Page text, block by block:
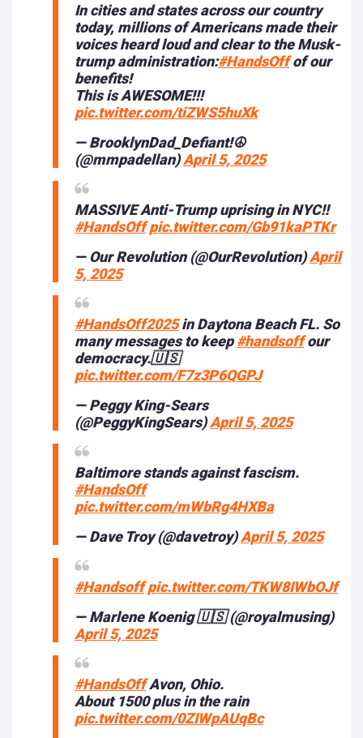
In cities and states across our country
today, millions of Americans made their
voices heard loud and clear to the Musk-
trump administration:#HandsOffof our
benefits!
This is AWESOME!!!
pic.twitter.com/tiZWS5huXk
— BrooklynDad_Defiant!☮️
(@mmpadellan)April 5, 2025
MASSIVE Anti-Trump uprising in NYC!!
#HandsOff pic.twitter.com/Gb91kaPTKr
— Our Revolution (@OurRevolution)April
5, 2025
#HandsOff2025in Daytona Beach FL. So
many messages to keep#handsoffour
democracy.🇺🇸
pic.twitter.com/F7z3P6QGPJ
— Peggy King-Sears
(@PeggyKingSears)April 5, 2025
Baltimore stands against fascism.
#HandsOff
pic.twitter.com/mWbRg4HXBa
— Dave Troy (@davetroy)April 5, 2025
#Handsoff pic.twitter.com/TKW8IWbOJf
— Marlene Koenig 🇺🇸 (@royalmusing)
April 5, 2025
#HandsOffAvon, Ohio.
About 1500 plus in the rain
pic.twitter.com/0ZIWpAUqBc